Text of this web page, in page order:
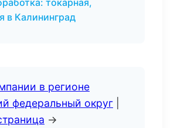
токарная,
в Калининград
в регионе
федеральный округ
→